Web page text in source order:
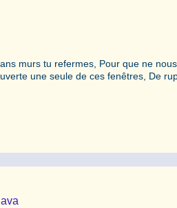
murs tu refermes, Pour que ne
une seule de ces fenêtres, De